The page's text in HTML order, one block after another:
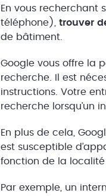
En vous recherchant
téléphone), trouver
de bâtiment.
Google vous offre la
recherche. Il est
instructions. Votre
recherche lorsqu’un
En plus de cela,
est susceptible
fonction de la
Par exemple, un